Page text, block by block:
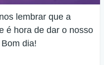
lembrar que a
é hora de dar o nosso
dia!